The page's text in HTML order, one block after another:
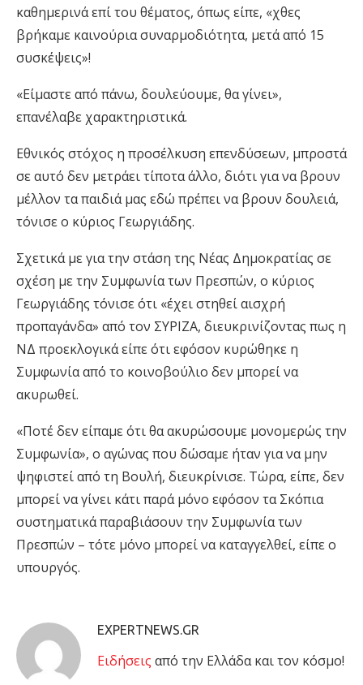
καθημερινά επί του θέματος, όπως είπε, «χθες
βρήκαμε καινούρια συναρμοδιότητα, μετά από 15
συσκέψεις»!
«Είμαστε από πάνω, δουλεύουμε, θα γίνει»,
επανέλαβε χαρακτηριστικά.
Εθνικός στόχος η προσέλκυση επενδύσεων, μπροστά
σε αυτό δεν μετράει τίποτα άλλο, διότι για να βρουν
μέλλον τα παιδιά μας εδώ πρέπει να βρουν δουλειά,
τόνισε ο κύριος Γεωργιάδης.
Σχετικά με για την στάση της Νέας Δημοκρατίας σε
σχέση με την Συμφωνία των Πρεσπών, ο κύριος
Γεωργιάδης τόνισε ότι «έχει στηθεί αισχρή
προπαγάνδα» από τον ΣΥΡΙΖΑ, διευκρινίζοντας πως η
ΝΔ προεκλογικά είπε ότι εφόσον κυρώθηκε η
Συμφωνία από το κοινοβούλιο δεν μπορεί να
ακυρωθεί.
«Ποτέ δεν είπαμε ότι θα ακυρώσουμε μονομερώς την
Συμφωνία», ο αγώνας που δώσαμε ήταν για να μην
ψηφιστεί από τη Βουλή, διευκρίνισε. Τώρα, είπε, δεν
μπορεί να γίνει κάτι παρά μόνο εφόσον τα Σκόπια
συστηματικά παραβιάσουν την Συμφωνία των
Πρεσπών – τότε μόνο μπορεί να καταγγελθεί, είπε ο
υπουργός.
EXPERTNEWS.GR
Eιδήσεις από την Ελλάδα και τον κόσμο!